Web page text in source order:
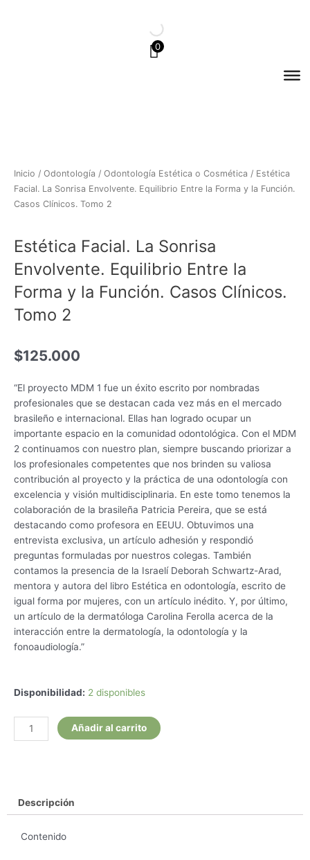
0
Inicio / Odontología / Odontología Estética o Cosmética / Estética
Facial. La Sonrisa Envolvente. Equilibrio Entre la Forma y la Función.
Casos Clínicos. Tomo 2
Estética Facial. La Sonrisa
Envolvente. Equilibrio Entre la
Forma y la Función. Casos Clínicos.
Tomo 2
$125.000
“El proyecto MDM 1 fue un éxito escrito por nombradas
profesionales que se destacan cada vez más en el mercado
brasileño e internacional. Ellas han logrado ocupar un
importante espacio en la comunidad odontológica. Con el MDM
2 continuamos con nuestro plan, siempre buscando priorizar a
los profesionales competentes que nos brinden su valiosa
contribución al proyecto y la práctica de una odontología con
excelencia y visión multidisciplinaria. En este tomo tenemos la
colaboración de la brasileña Patricia Pereira, que se está
destacando como profesora en EEUU. Obtuvimos una
entrevista exclusiva, un artículo adhesión y respondió
preguntas formuladas por nuestros colegas. También
contamos la presencia de la Israelí Deborah Schwartz-Arad,
mentora y autora del libro Estética en odontología, escrito de
igual forma por mujeres, con un artículo inédito. Y, por último,
un artículo de la dermatóloga Carolina Ferolla acerca de la
interacción entre la dermatología, la odontología y la
fonoaudiología.”
Disponibilidad: 2 disponibles
Estética
la
Forma
Añadir al carrito
Descripción
Contenido